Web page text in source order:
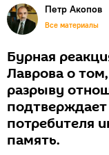
Петр Акопов
Все материалы
Бурная
Лаврова о
разрыву
подтверждает
потребителя
память.